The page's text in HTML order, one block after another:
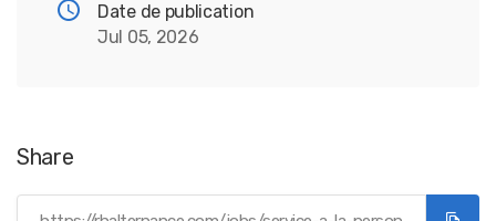
Date de publication
Jul 05, 2026
Share